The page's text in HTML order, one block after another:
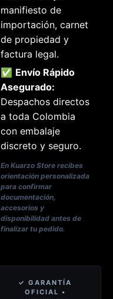
manifiesto de
importación, carnet
de propiedad y
factura legal.
✅ Envío Rápido
Asegurado:
Despachos directos
a toda Colombia
con embalaje
discreto y seguro.
En Kuarzo Store recibes
orientación personalizada
para confirmar
documentación,
accesorios y
disponibilidad antes de
finalizar tu pedido.